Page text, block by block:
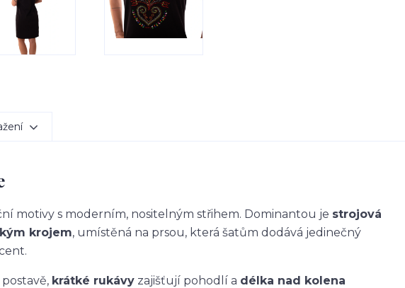
motivy s moderním, nositelným střihem. Dominantou je strojová
krojem, umístěná na prsou, která šatům dodává jedinečný
krátké rukávy zajišťují pohodlí a délka nad kolena